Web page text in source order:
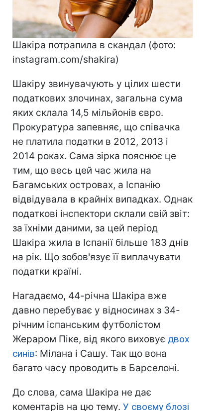
Шакіра потрапила в скандал (фото:
instagram.com/shakira)
Шакіру звинувачують у цілих шести
податкових злочинах, загальна сума
яких склала 14,5 мільйонів євро.
Прокуратура запевняє, що співачка
не платила податки в 2012, 2013 і
2014 роках. Сама зірка пояснює це
тим, що весь цей час жила на
Багамських островах, а Іспанію
відвідувала в крайніх випадках. Однак
податкові інспектори склали свій звіт:
за їхніми даними, за цей період
Шакіра жила в Іспанії більше 183 днів
на рік. Що зобов'язує її виплачувати
податки країні.
Нагадаємо, 44-річна Шакіра вже
давно перебуває у відносинах з 34-
річним іспанським футболістом
Жераром Піке, від якого виховує двох
синів: Мілана і Сашу. Так що вона
багато часу проводить в Барселоні.
До слова, сама Шакіра не дає
коментарів на цю тему. У своєму блозі